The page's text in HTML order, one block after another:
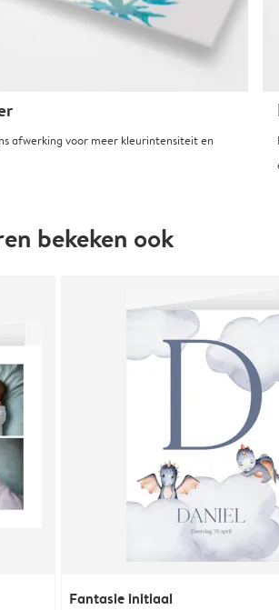
afwerking voor meer kleurintensiteit en
bekeken ook
Fantasie initiaal